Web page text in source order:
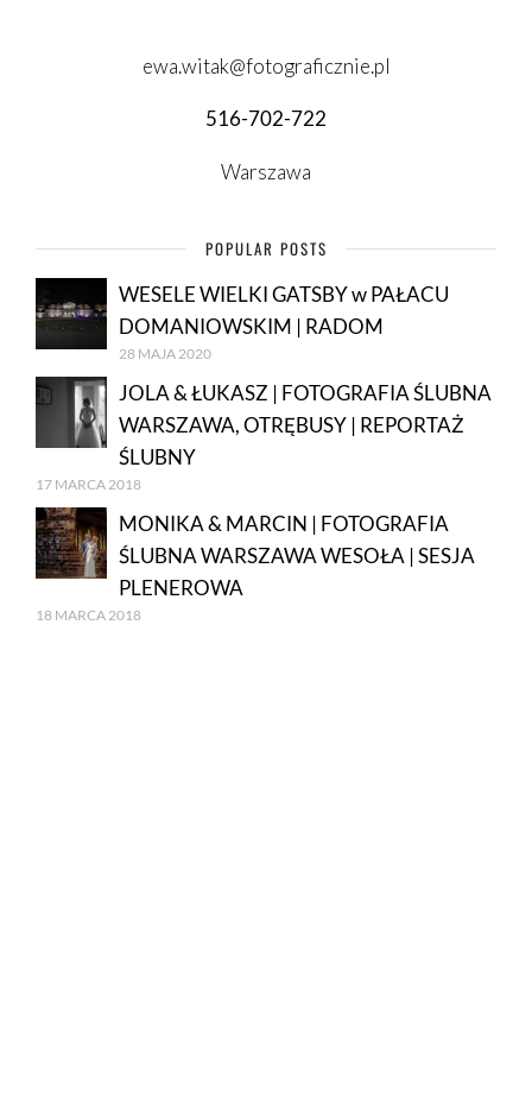
ewa.witak@fotograficznie.pl
516-702-722
Warszawa
POPULAR POSTS
WESELE WIELKI GATSBY w PAŁACU
DOMANIOWSKIM | RADOM
28 MAJA 2020
JOLA & ŁUKASZ | FOTOGRAFIA ŚLUBNA
WARSZAWA, OTRĘBUSY | REPORTAŻ
ŚLUBNY
17 MARCA 2018
MONIKA & MARCIN | FOTOGRAFIA
ŚLUBNA WARSZAWA WESOŁA | SESJA
PLENEROWA
18 MARCA 2018